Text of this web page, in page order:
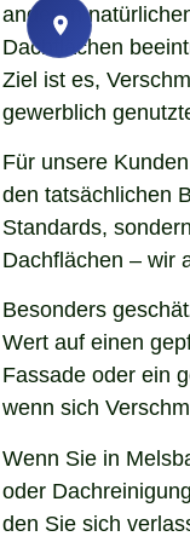
anderen
Dachflächen
Ziel ist es,
gewerblich
Für unsere
den tatsächlichen
Standards,
Dachflächen – wir
Besonders
Wert auf einen
Fassade oder ein
wenn sich
Wenn Sie in
oder
den Sie sich